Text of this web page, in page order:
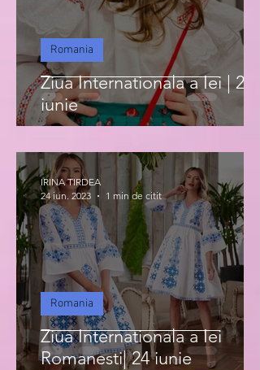
Ziua Internationala a Iei | 24
iunie
Romania
Ziua Internationala a Iei
Romanesti| 24 iunie
Romania
IRINA TIRDEA
24 iun. 2023
1 min de citit